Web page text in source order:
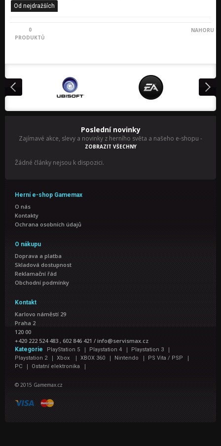
Od nejdražších
0
PRODUKTŮ
NAHORU
Poslední novinky
Zajímavé akce, slevy a novinky z herního světa a našeho e-shopu -
ZOBRAZIT VŠECHNY
Žádné články nejsou k dispozici.
Herní e-shop Gamemax
O nás
Kontakty
Ochrana osobních údajů
O nákupu
Doprava a platba
Skladová dostupnost
Reklamační řád
Obchodní podmínky
Kontakt
Karlovo náměstí 29
Praha 2
120 00
+420 222 524 483 , 602 846 421 / info@servismax.cz
Kategorie PlayStation 5 | Playstation 4 | Playstation 3 |
Playstation 2 | Xbox | XBOX 360 | Nintendo | PS Vita / PSP |
PC | Ostatní elektronika |
© 2015 Gamemax.cz